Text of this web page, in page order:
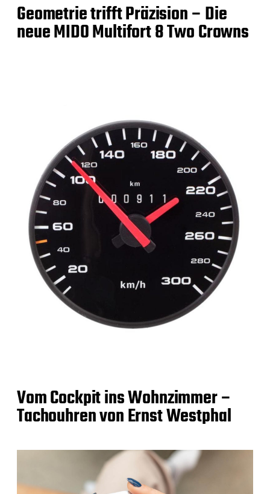
Geometrie trifft Präzision – Die
neue MIDO Multifort 8 Two Crowns
Vom Cockpit ins Wohnzimmer –
Tachouhren von Ernst Westphal